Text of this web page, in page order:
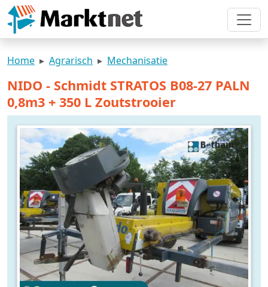
Home Agrarisch Mechanisatie
NIDO - Schmidt STRATOS B08-27 PALN
0,8m3 + 350 L Zoutstrooier